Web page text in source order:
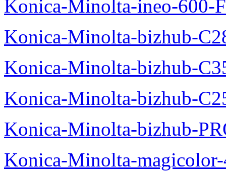
Konica-Minolta-ineo-600-
Konica-Minolta-bizhub-
Konica-Minolta-bizhub-
Konica-Minolta-bizhub-
Konica-Minolta-bizhub-
Konica-Minolta-